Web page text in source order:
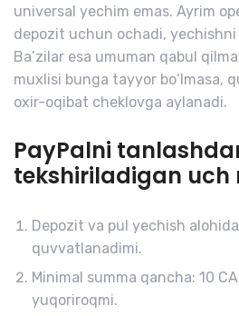
universal yechim emas. Ayrim
depozit uchun ochadi,
Ba’zilar esa umuman qabul
muxlisi bunga tayyor bo‘lmasa,
oxir-oqibat cheklovga aylanadi.
PayPalni
tekshiriladigan uch
Depozit va pul yechish
quvvatlanadimi.
Minimal summa qancha: 10
yuqoriroqmi.